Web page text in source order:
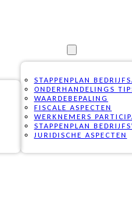
STAPPENPLAN
ONDERHANDELINGS
WAARDEBEPALING
FISCALE ASPECTEN
WERKNEMERS
STAPPENPLAN
JURIDISCHE ASPECTEN